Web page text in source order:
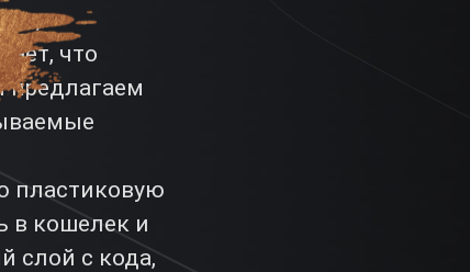
что
предлагаем
пластиковую
в кошелек и
слой с кода,